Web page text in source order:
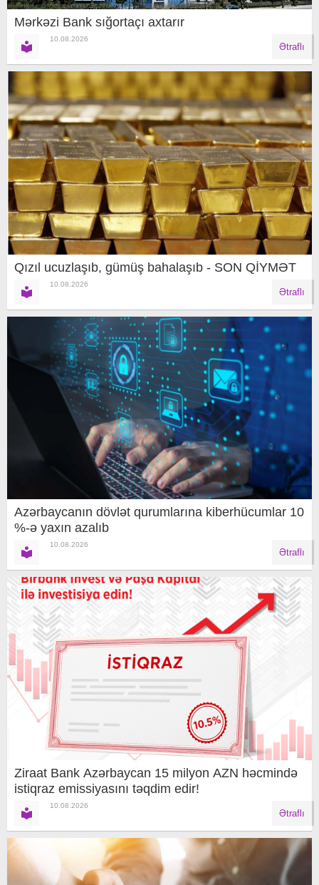
Mərkəzi Bank sığortaçı axtarır
10.08.2026
Ətraflı
Qızıl ucuzlaşıb, gümüş bahalaşıb - SON QİYMƏT
10.08.2026
Ətraflı
Azərbaycanın dövlət qurumlarına kiberhücumlar 10
%-ə yaxın azalıb
10.08.2026
Ətraflı
Ziraat Bank Azərbaycan 15 milyon AZN həcmində
istiqraz emissiyasını təqdim edir!
10.08.2026
Ətraflı